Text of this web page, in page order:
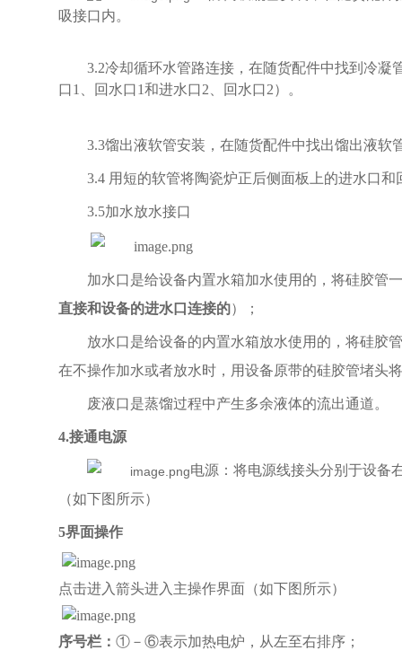
吸接口内。
3.2冷却循环水管路连接，在随货配件中找到冷
口1、回水口1和进水口2、回水口2）。
3.3馏出液软管安装，在随货配件中找出馏出液
3.4 用短的软管将陶瓷炉正后侧面板上的进水口
3.5加水放水接口
加水口是给设备内置水箱加水使用的，将硅胶管
直接和设备的进水口连接的）；
放水口是给设备的内置水箱放水使用的，将硅胶
在不操作加水或者放水时，用设备原带的硅胶管堵头将
废液口是蒸馏过程中产生多余液体的流出通道。
4.接通电源
电源：将电源线接头分别于设备
（如下图所示）
5界面操作
点击进入箭头进入主操作界面（如下图所示）
序号栏： ①－⑥表示加热电炉，从左至右排序；